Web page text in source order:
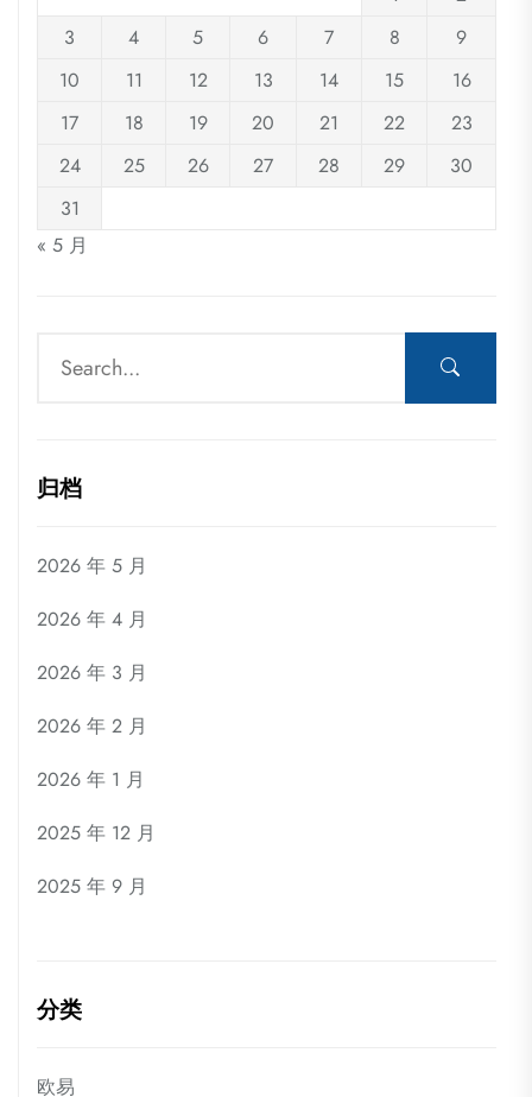
3
4 5 6 7 8
9
10
11 12 13 14 15
16
17
18 19 20 21 22
23
24
25 26 27 28 29
30
31
« 5 月
归档
2026 年 5 月
2026 年 4 月
2026 年 3 月
2026 年 2 月
2026 年 1 月
2025 年 12 月
2025 年 9 月
分类
欧易